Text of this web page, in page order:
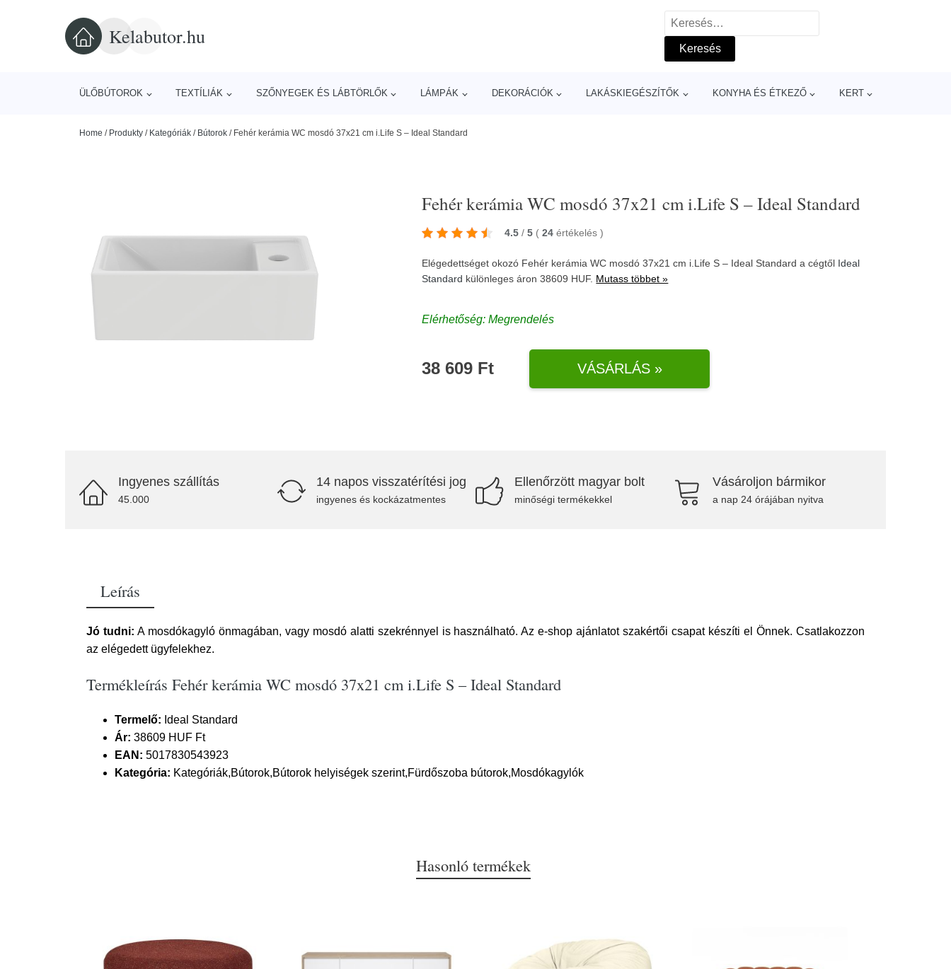
Kelabutor.hu
Keresés:
ÜLŐBÚTOROK TEXTÍLIÁK SZŐNYEGEK ÉS LÁBTÖRLŐK LÁMPÁK DEKORÁCIÓK LAKÁSKIEGÉSZÍTŐK KONYHA ÉS ÉTKEZŐ KERT
Home / Produkty / Kategóriák / Bútorok / Fehér kerámia WC mosdó 37x21 cm i.Life S – Ideal Standard
Fehér kerámia WC mosdó 37x21 cm i.Life S – Ideal Standard
4.5 / 5 ( 24 értékelés)
Elégedettséget okozó Fehér kerámia WC mosdó 37x21 cm i.Life S – Ideal Standard a cégtől Ideal
Standard különleges áron 38609 HUF. Mutass többet »
Elérhetőség: Megrendelés
38 609 Ft VÁSÁRLÁS »
Ingyenes szállítás
45.000
14 napos visszatérítési jog
ingyenes és kockázatmentes
Ellenőrzött magyar bolt
minőségi termékekkel
Vásároljon bármikor
a nap 24 órájában nyitva
Leírás
Jó tudni: A mosdókagyló önmagában, vagy mosdó alatti szekrénnyel is használható. Az e-shop ajánlatot szakértői csapat készíti el Önnek. Csatlakozzon
az elégedett ügyfelekhez.
Termékleírás Fehér kerámia WC mosdó 37x21 cm i.Life S – Ideal Standard
Termelő: Ideal Standard
Ár: 38609 HUF Ft
EAN: 5017830543923
Kategória: Kategóriák,Bútorok,Bútorok helyiségek szerint,Fürdőszoba bútorok,Mosdókagylók
Hasonló termékek